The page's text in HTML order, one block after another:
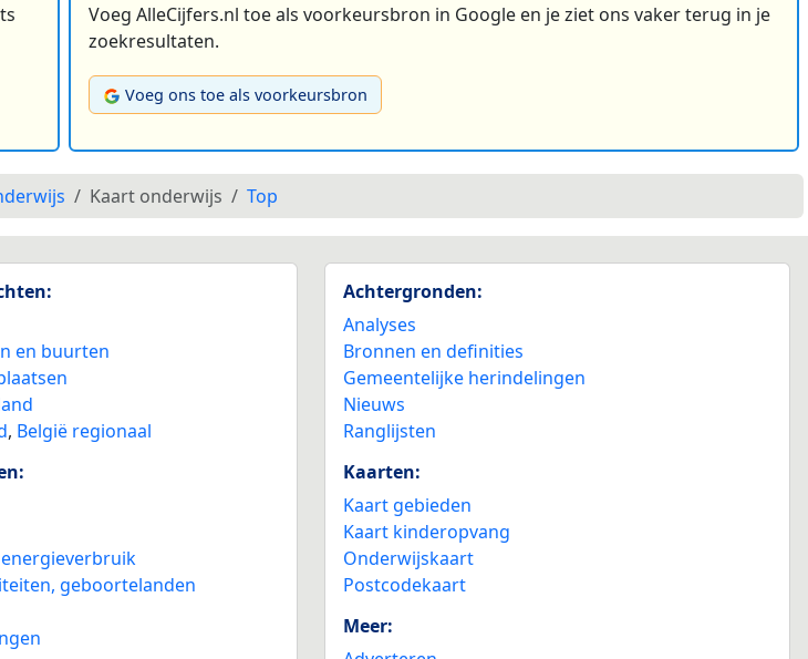
Voeg AlleCijfers.nl toe als voorkeursbron in Google en je ziet ons vaker terug in je
zoekresultaten.
Voeg ons toe als voorkeursbron
Kaart onderwijs Top
en buurten
, België regionaal
geboortelanden
Achtergronden:
Analyses
Bronnen en definities
Gemeentelijke herindelingen
Nieuws
Ranglijsten
Kaarten:
Kaart gebieden
Kaart kinderopvang
Onderwijskaart
Postcodekaart
Meer: